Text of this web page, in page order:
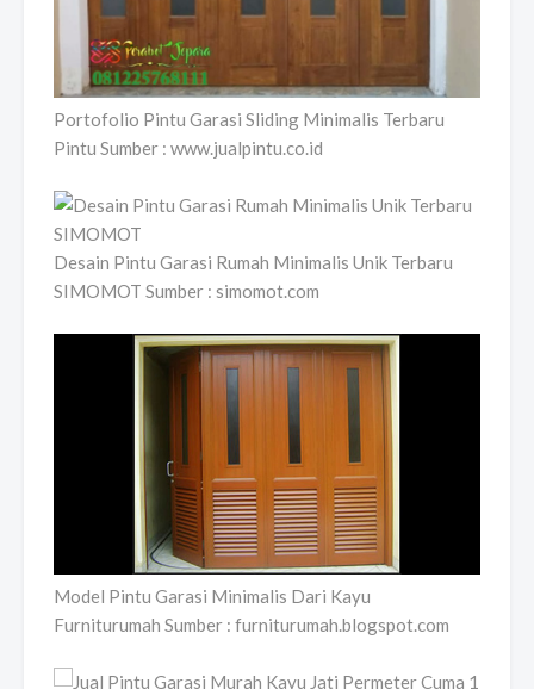
Portofolio Pintu Garasi Sliding Minimalis Terbaru
Pintu Sumber : www.jualpintu.co.id
Desain Pintu Garasi Rumah Minimalis Unik Terbaru
SIMOMOT Sumber : simomot.com
Model Pintu Garasi Minimalis Dari Kayu
Furniturumah Sumber : furniturumah.blogspot.com